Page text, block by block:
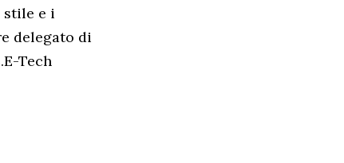
stile e i
delegato di
Tech